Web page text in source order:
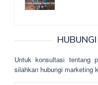
Untuk kоnsultаsі tеntаng
sіlаhkаn hubungі mаrkеtіng